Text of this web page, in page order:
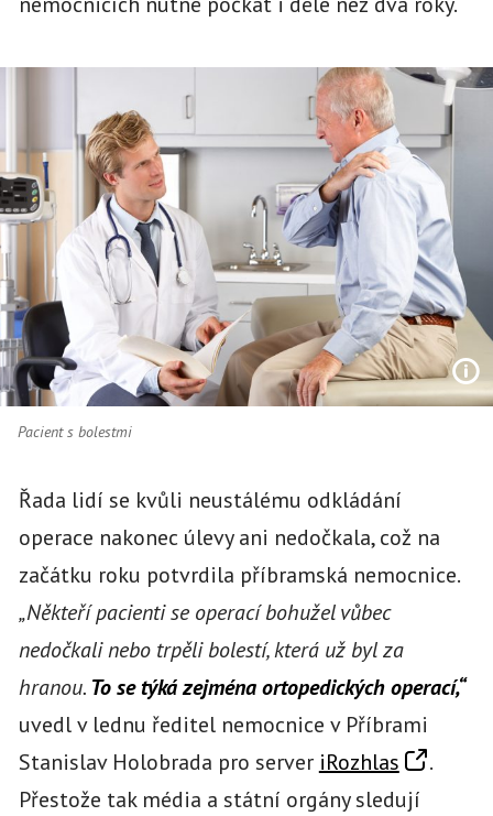
Pacient s bolestmi
Řada lidí se kvůli neustálému odkládání
operace nakonec úlevy ani nedočkala, což na
začátku roku potvrdila příbramská nemocnice.
„Někteří pacienti se operací bohužel vůbec
nedočkali nebo trpěli bolestí, která už byl za
hranou. To se týká zejména ortopedických operací,“
uvedl v lednu ředitel nemocnice v Příbrami
Stanislav Holobrada pro server iRozhlas
.
Přestože tak média a státní orgány sledují